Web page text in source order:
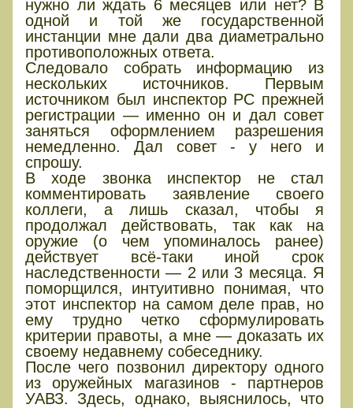
нужно ли ждать 6 месяцев или нет? В
одной и той же государственной
инстанции мне дали два диаметрально
противоположных ответа.
Следовало собрать информацию из
нескольких источников. Первым
источником был инспектор РС прежней
регистрации — именно он и дал совет
заняться оформлением разрешения
немедленно. Дал совет - у него и
спрошу.
В ходе звонка инспектор не стал
комментировать заявление своего
коллеги, а лишь сказал, чтобы я
продолжал действовать, так как на
оружие (о чем упоминалось ранее)
действует всё-таки иной срок
наследственности — 2 или 3 месяца. Я
поморщился, интуитивно понимая, что
этот инспектор на самом деле прав, но
ему трудно четко сформулировать
критерии правоты, а мне — доказать их
своему недавнему собеседнику.
После чего позвонил директору одного
из оружейных магазинов - партнеров
УАВЗ. Здесь, однако, выяснилось, что